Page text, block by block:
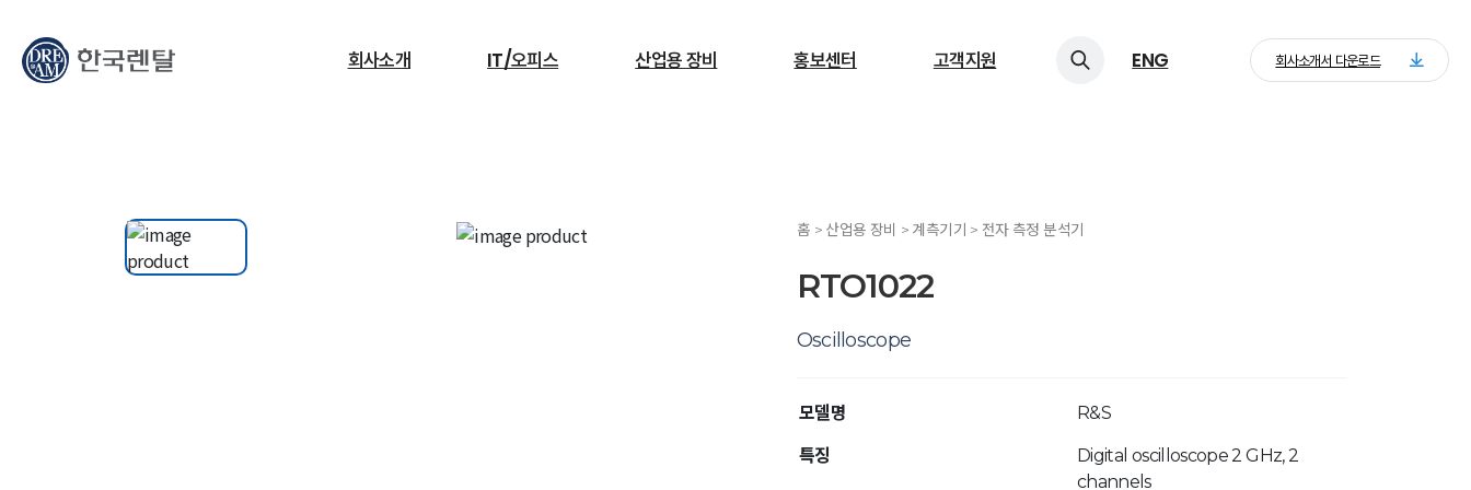
회사소개 IT/오피스 산업용 장비 홍보센터 고객지원 ENG
무엇을 찾고 계신가요?
ESG RF 서빙로봇
회사소개서 다운로드
홈 > 산업용 장비 > 계측기기 > 전자 측정 분석기
RTO1022
Oscilloscope
모델명 R&S
특징
Digital oscilloscope 2 GHz, 2
channels